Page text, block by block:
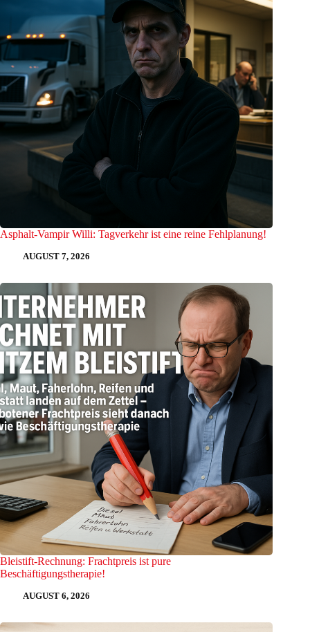
Asphalt-Vampir Willi: Tagverkehr ist eine reine Fehlplanung!
AUGUST 7, 2026
Bleistift-Rechnung: Frachtpreis ist pure
Beschäftigungstherapie!
AUGUST 6, 2026